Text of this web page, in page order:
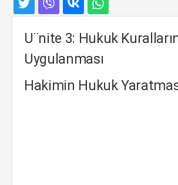
U¨nite 3: Hukuk
Uygulanması
Hakimin Hukuk